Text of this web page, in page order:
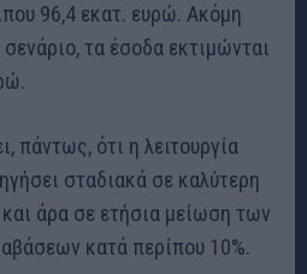
96,4 εκατ. ευρώ. Ακόμη
τα έσοδα εκτιμώνται
πάντως, ότι η λειτουργία
σταδιακά σε καλύτερη
άρα σε ετήσια μείωση των
κατά περίπου 10%.